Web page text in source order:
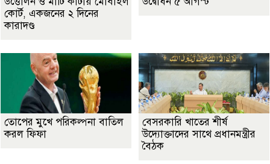
কোর্ট, একজনের ২ দিনের
কারাদণ্ড
তোপের মুখে পরিকল্পনা বাতিল
করল ফিফা
বেসরকারি খাতের শীর্ষ
উদ্যোক্তাদের সাথে প্রধানমন্ত্রীর
বৈঠক